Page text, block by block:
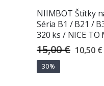
NIIMBOT Štítky
Séria B1 / B21 /
320 ks / NICE TO
15,00 € Special
Price
10,50 €
30%